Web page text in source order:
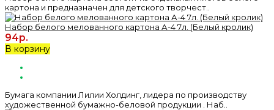
картона и предназначен для детского творчест..
Набор белого мелованного картона А-4 7л. (Белый кролик)
94р.
В корзину
Бумага компании Лилии Холдинг, лидера по производству
художественной бумажно-беловой продукции . Наб..